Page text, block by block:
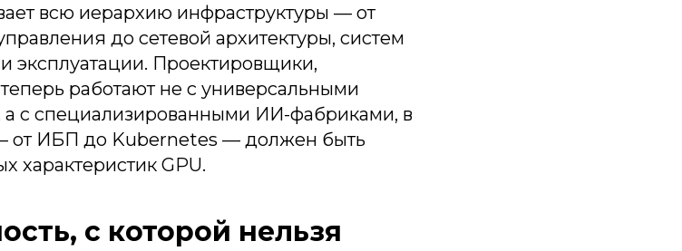
всю иерархию инфраструктуры — от
до сетевой архитектуры, систем
эксплуатации. Проектировщики,
работают не с универсальными
с специализированными ИИ-фабриками, в
от ИБП до Kubernetes — должен быть
характеристик GPU.
с которой нельзя